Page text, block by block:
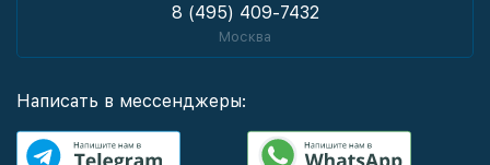
8 (495) 409-7432
Москва
Написать в мессенджеры: